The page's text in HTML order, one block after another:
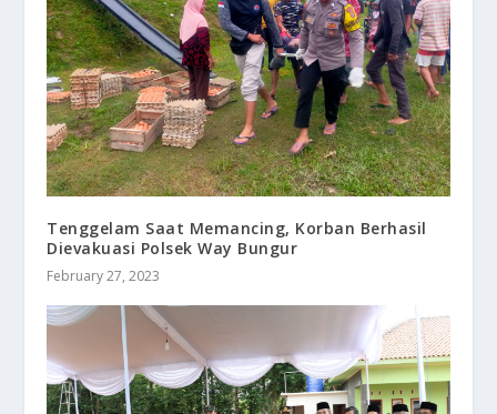
Tenggelam Saat Memancing, Korban Berhasil
Dievakuasi Polsek Way Bungur
February 27, 2023